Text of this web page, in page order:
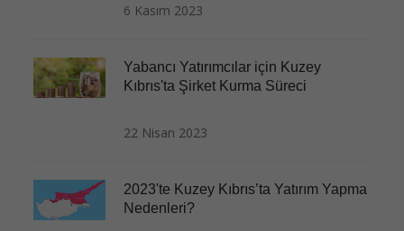
6 Kasım 2023
Yabancı Yatırımcılar için Kuzey
Kıbrıs'ta Şirket Kurma Süreci
22 Nisan 2023
2023'te Kuzey Kıbrıs’ta Yatırım Yapma
Nedenleri?